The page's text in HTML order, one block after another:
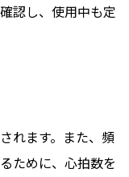
認し、使用中も定
れます。また、頻
ために、心拍数を